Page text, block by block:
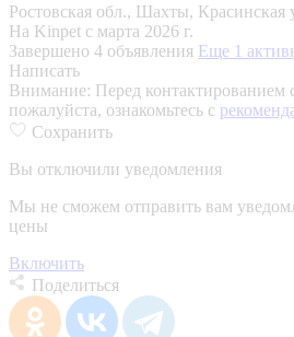
Ростовская обл., Шахты, Красинская
На Kinpet c марта 2026 г.
Завершено 4 объявления Еще 1
Написать
Внимание: Перед контактированием
пожалуйста, ознакомьтесь с
Сохранить
Вы отключили уведомления
Мы не сможем отправить вам
цены
Включить
Поделиться